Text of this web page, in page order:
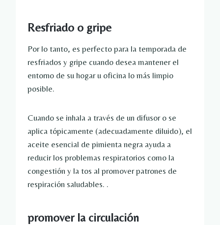
Resfriado o gripe
Por lo tanto, es perfecto para la temporada de
resfriados y gripe cuando desea mantener el
entorno de su hogar u oficina lo más limpio
posible.
Cuando se inhala a través de un difusor o se
aplica tópicamente (adecuadamente diluido), el
aceite esencial de pimienta negra ayuda a
reducir los problemas respiratorios como la
congestión y la tos al promover patrones de
respiración saludables. .
promover la circulación